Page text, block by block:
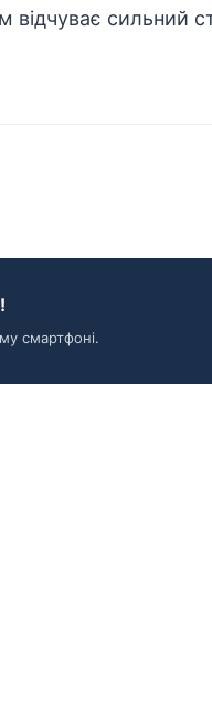
відчуває сильний
смартфоні.